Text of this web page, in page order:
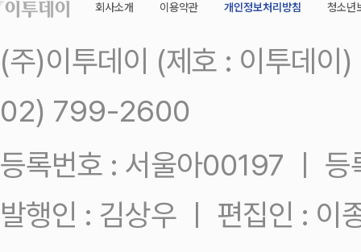
회사소개 이용약관 개인정보처리방침 청소년
(주)이투데이 (제호 : 이투데
02) 799-2600
등록번호 : 서울아00197 ㅣ
발행인 : 김상우 ㅣ 편집인 : 이